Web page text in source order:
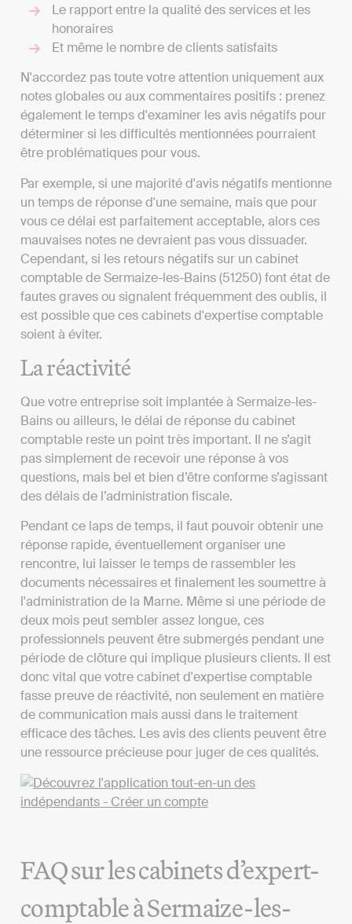
Le rapport entre la qualité des services et les
honoraires
Et même le nombre de clients satisfaits
N'accordez pas toute votre attention uniquement aux
notes globales ou aux commentaires positifs : prenez
également le temps d'examiner les avis négatifs pour
déterminer si les difficultés mentionnées pourraient
être problématiques pour vous.
Par exemple, si une majorité d'avis négatifs mentionne
un temps de réponse d'une semaine, mais que pour
vous ce délai est parfaitement acceptable, alors ces
mauvaises notes ne devraient pas vous dissuader.
Cependant, si les retours négatifs sur un cabinet
comptable de Sermaize-les-Bains (51250) font état de
fautes graves ou signalent fréquemment des oublis, il
est possible que ces cabinets d'expertise comptable
soient à éviter.
La réactivité
Que votre entreprise soit implantée à Sermaize-les-
Bains ou ailleurs, le délai de réponse du cabinet
comptable reste un point très important. Il ne s’agit
pas simplement de recevoir une réponse à vos
questions, mais bel et bien d’être conforme s’agissant
des délais de l’administration fiscale.
Pendant ce laps de temps, il faut pouvoir obtenir une
réponse rapide, éventuellement organiser une
rencontre, lui laisser le temps de rassembler les
documents nécessaires et finalement les soumettre à
l'administration de la Marne. Même si une période de
deux mois peut sembler assez longue, ces
professionnels peuvent être submergés pendant une
période de clôture qui implique plusieurs clients. Il est
donc vital que votre cabinet d'expertise comptable
fasse preuve de réactivité, non seulement en matière
de communication mais aussi dans le traitement
efficace des tâches. Les avis des clients peuvent être
une ressource précieuse pour juger de ces qualités.
FAQ sur les cabinets d’expert-
comptable à Sermaize-les-